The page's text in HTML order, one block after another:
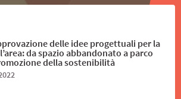
delle idee progettuali per la
da spazio abbandonato a parco
della sostenibilità